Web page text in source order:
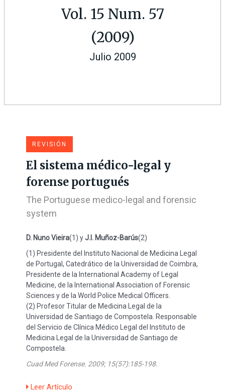
Vol. 15 Num. 57
(2009)
Julio 2009
REVISIÓN
El sistema médico-legal y
forense portugués
The Portuguese medico-legal and forensic
system
D. Nuno Vieira(1) y J.I. Muñoz-Barús(2)
(1) Presidente del Instituto Nacional de Medicina Legal
de Portugal, Catedrático de la Universidad de Coimbra,
Presidente de la International Academy of Legal
Medicine, de la International Association of Forensic
Sciences y de la World Police Medical Officers.
(2) Profesor Titular de Medicina Legal de la
Universidad de Santiago de Compostela. Responsable
del Servicio de Clínica Médico Legal del Instituto de
Medicina Legal de la Universidad de Santiago de
Compostela.
Cuad Med Forense. 2009; 15(57):185-198.
Leer Artículo